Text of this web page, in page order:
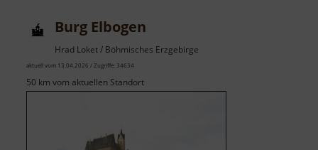
Burg Elbogen
Hrad Loket / Böhmisches Erzgebirge
aktuell vom 13.04.2026 / Zugriffe: 34634
50 km vom aktuellen Standort